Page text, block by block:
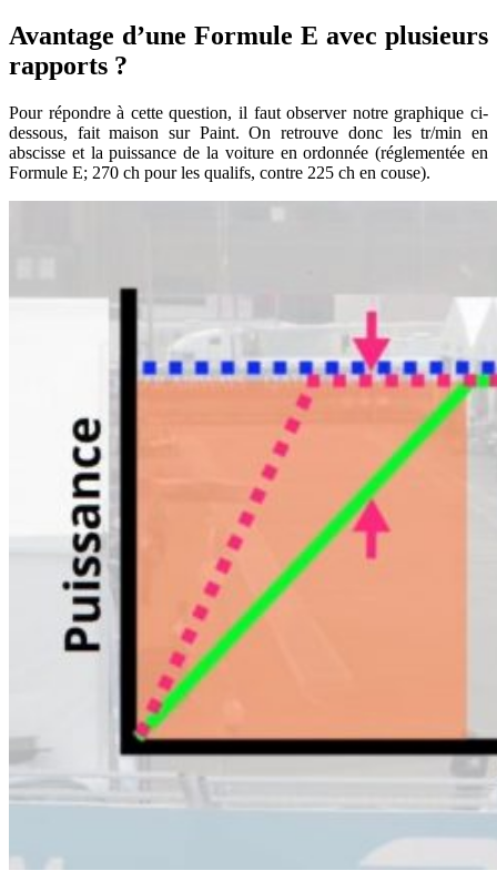
Avantage d’une Formule E avec plusieurs
rapports ?
Pour répondre à cette question, il faut observer notre graphique ci-
dessous, fait maison sur Paint. On retrouve donc les tr/min en
abscisse et la puissance de la voiture en ordonnée (réglementée en
Formule E; 270 ch pour les qualifs, contre 225 ch en couse).